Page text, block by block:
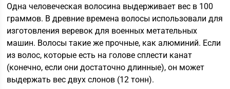
Одна человеческая волосина выдерживает вес в 100
граммов. В древние времена волосы использовали для
изготовления веревок для военных метательных
машин. Волосы такие же прочные, как алюминий. Если
из волос, которые есть на голове сплести канат
(конечно, если они достаточно длинные), он может
выдержать вес двух слонов (12 тонн).